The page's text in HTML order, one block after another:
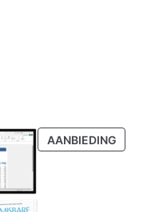
AANBIEDING
IN